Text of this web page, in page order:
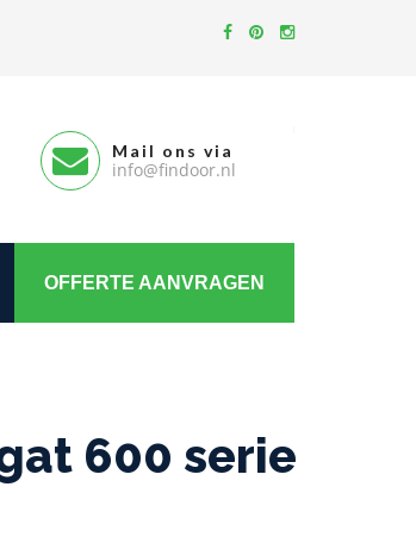
Mail ons via
info@findoor.nl
OFFERTE AANVRAGEN
600 serie